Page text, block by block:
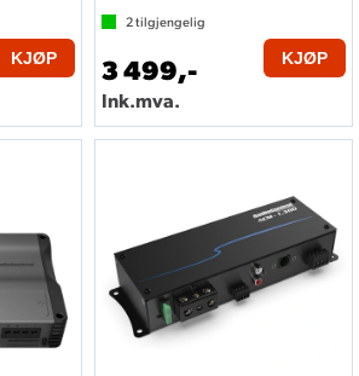
KJØP
2tilgjengelig
3 499,-
Ink.mva.
KJØP